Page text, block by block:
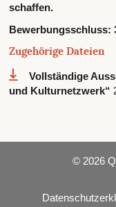
schaffen.
Bewerbungsschluss:
Zugehörige Dateien
Vollständige
und Kulturnetzwerk“
© 2026